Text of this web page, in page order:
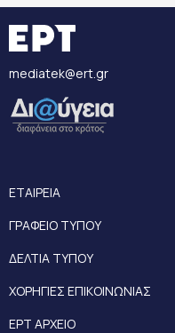
mediatek@ert.gr
ΕΤΑΙΡΕΙΑ
ΓΡΑΦΕΙΟ ΤΥΠΟΥ
ΔΕΛΤΙΑ ΤΥΠΟΥ
ΧΟΡΗΓΙΕΣ ΕΠΙΚΟΙΝΩΝΙΑΣ
ΕΡΤ ΑΡΧΕΙΟ